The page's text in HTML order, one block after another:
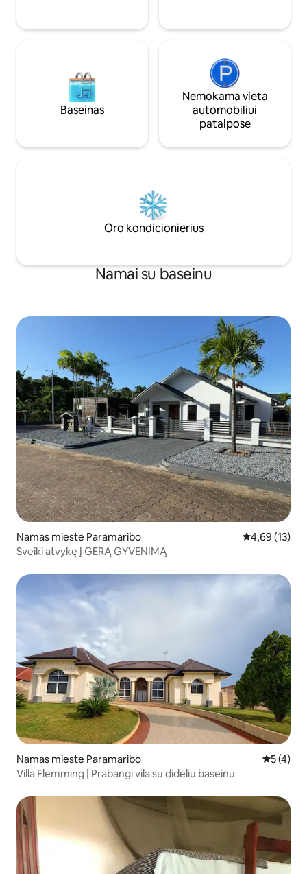
Baseinas
Nemokama vieta
automobiliui
patalpose
Oro kondicionierius
Namai su baseinu
Namas mieste Paramaribo Vidutinis
4,69 (13)
Sveiki atvykę Į GERĄ GYVENIMĄ
Namas mieste Paramaribo Vidutinis
5 (4)
Villa Flemming | Prabangi vila su dideliu baseinu